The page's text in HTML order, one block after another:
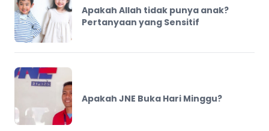
Apakah Allah tidak punya anak?
Pertanyaan yang Sensitif
Apakah JNE Buka Hari Minggu?